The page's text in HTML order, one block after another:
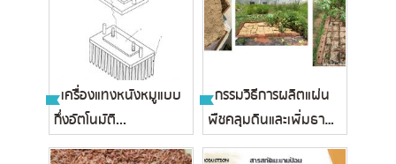
เครื่องแทงหนังหมูแบบ
กึ่งอัตโนมัติ...
กรรมวิธีการผลิตแผ่น
พืชคลุมดินและเพิ่มธาตุ
อาหา...